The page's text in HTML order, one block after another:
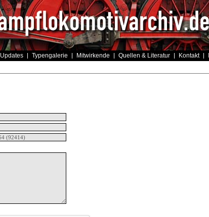
Updates Typengalerie Mitwirkende Quellen & Literatur Kontakt